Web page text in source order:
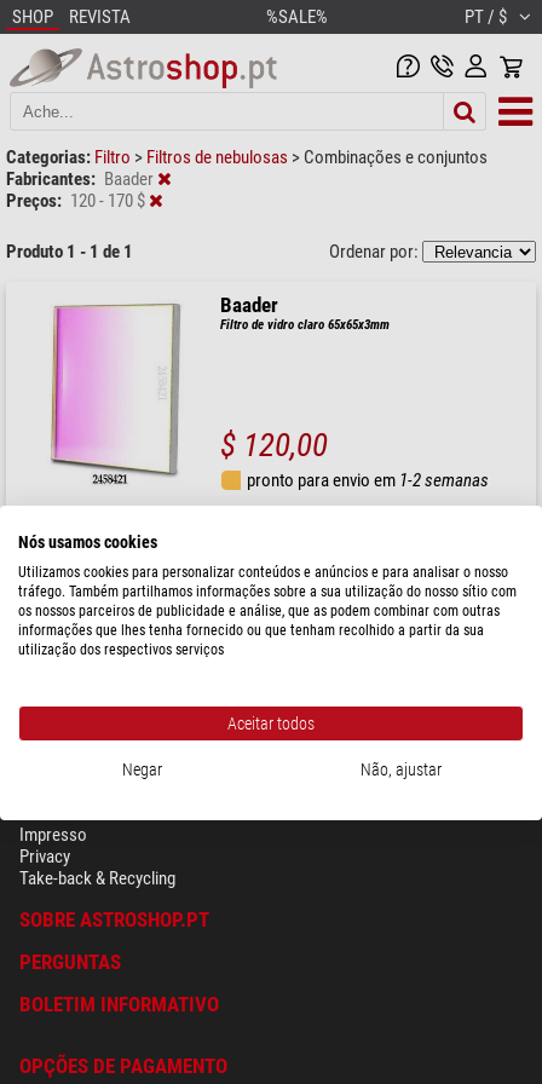
SHOP REVISTA %SALE% PT / $
Categorias: Filtro > Filtros de nebulosas > Combinações e conjuntos
Fabricantes: Baader
Preços: 120 - 170 $
Produto 1 - 1 de 1 Ordenar por:
Baader
Filtro de vidro claro 65x65x3mm
$ 120,00
pronto para envio em 1-2 semanas
Impresso
Privacy
Take-back & Recycling
SOBRE ASTROSHOP.PT
PERGUNTAS
BOLETIM INFORMATIVO
OPÇÕES DE PAGAMENTO
Nós usamos cookies
Utilizamos cookies para personalizar conteúdos e anúncios e para analisar o nosso
tráfego. Também partilhamos informações sobre a sua utilização do nosso sítio com
os nossos parceiros de publicidade e análise, que as podem combinar com outras
informações que lhes tenha fornecido ou que tenham recolhido a partir da sua
utilização dos respectivos serviços
Aceitar todos
Negar Não, ajustar